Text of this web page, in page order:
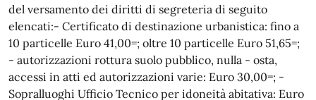
del versamento dei diritti di segreteria di seguito
elencati:- Certificato di destinazione urbanistica: fino a
10 particelle Euro 41,00=; oltre 10 particelle Euro 51,65=;
- autorizzazioni rottura suolo pubblico, nulla - osta,
accessi in atti ed autorizzazioni varie: Euro 30,00=; -
Sopralluoghi Ufficio Tecnico per idoneità abitativa: Euro